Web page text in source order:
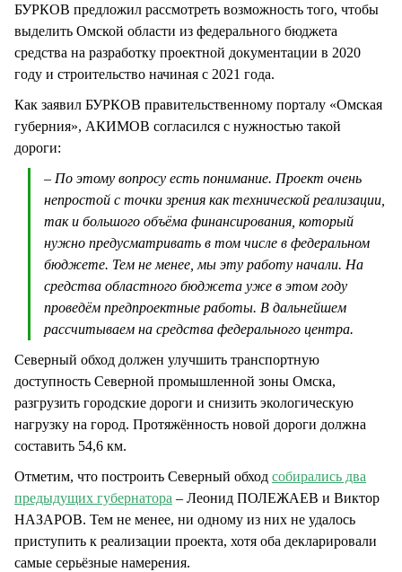
БУРКОВ предложил рассмотреть возможность того, чтобы
выделить Омской области из федерального бюджета
средства на разработку проектной документации в 2020
году и строительство начиная с 2021 года.
Как заявил БУРКОВ правительственному порталу «Омская
губерния», АКИМОВ согласился с нужностью такой
дороги:
– По этому вопросу есть понимание. Проект очень
непростой с точки зрения как технической реализации,
так и большого объёма финансирования, который
нужно предусматривать в том числе в федеральном
бюджете. Тем не менее, мы эту работу начали. На
средства областного бюджета уже в этом году
проведём предпроектные работы. В дальнейшем
рассчитываем на средства федерального центра.
Северный обход должен улучшить транспортную
доступность Северной промышленной зоны Омска,
разгрузить городские дороги и снизить экологическую
нагрузку на город. Протяжённость новой дороги должна
составить 54,6 км.
Отметим, что построить Северный обход собирались два
предыдущих губернатора – Леонид ПОЛЕЖАЕВ и Виктор
НАЗАРОВ. Тем не менее, ни одному из них не удалось
приступить к реализации проекта, хотя оба декларировали
самые серьёзные намерения.